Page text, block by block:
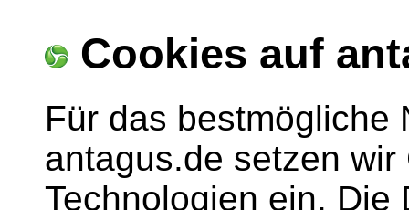
Cookies auf
Für das bestmögliche
antagus.de setzen
Technologien ein. Die